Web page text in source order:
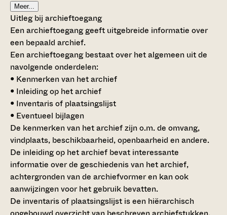
Meer...
Uitleg bij archieftoegang
Een archieftoegang geeft uitgebreide informatie over
een bepaald archief.
Een archieftoegang bestaat over het algemeen uit de
navolgende onderdelen:
• Kenmerken van het archief
• Inleiding op het archief
• Inventaris of plaatsingslijst
• Eventueel bijlagen
De kenmerken van het archief zijn o.m. de omvang,
vindplaats, beschikbaarheid, openbaarheid en andere.
De inleiding op het archief bevat interessante
informatie over de geschiedenis van het archief,
achtergronden van de archiefvormer en kan ook
aanwijzingen voor het gebruik bevatten.
De inventaris of plaatsingslijst is een hiërarchisch